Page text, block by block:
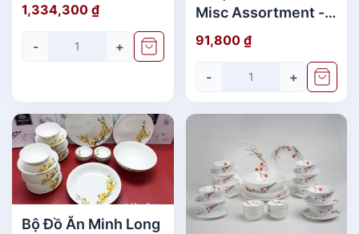
Trọng lượng
Màu sắc
Thiên nhiên, Tươi tắn, Hiện đại
1,334,300 ₫
- +
Misc Assortment -
Trắng
91,800 ₫
- +
Bộ Đồ Ăn Minh Long